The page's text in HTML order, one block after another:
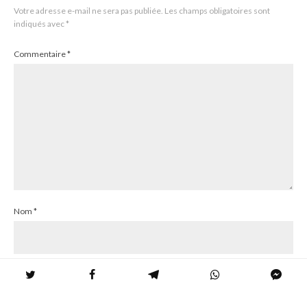
Votre adresse e-mail ne sera pas publiée. Les champs obligatoires sont
indiqués avec*
Commentaire*
Nom *
E-mail